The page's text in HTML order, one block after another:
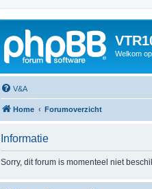
Welkom
V&A
Home Forumoverzicht
Informatie
Sorry, dit forum is momenteel niet